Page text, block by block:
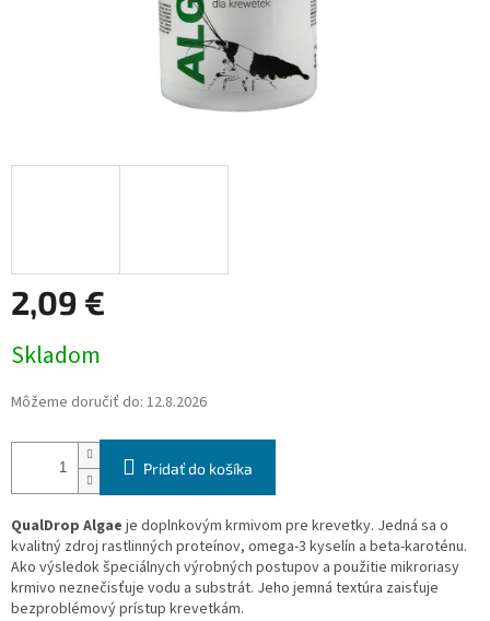
2,09 €
cena:
Skladom
Môžeme doručiť do: 12.8.2026
Pridať do košíka
QualDrop Algae je doplnkovým krmivom pre krevetky. Jedná sa o
kvalitný zdroj rastlinných proteínov, omega-3 kyselín a beta-karoténu.
Ako výsledok špeciálnych výrobných postupov a použitie mikroriasy
krmivo neznečisťuje vodu a substrát. Jeho jemná textúra zaisťuje
bezproblémový prístup krevetkám.